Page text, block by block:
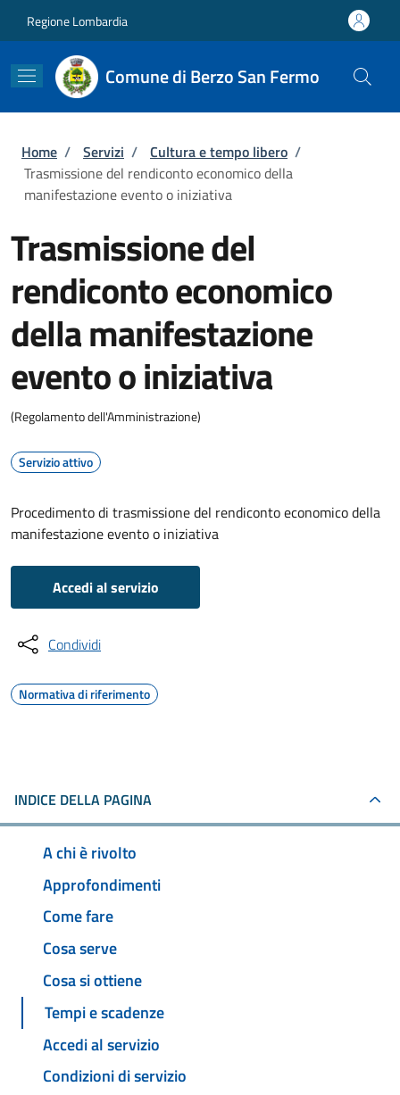
Regione Lombardia
Comune di Berzo San Fermo
Briciole di pane
Home / Servizi / Cultura e tempo libero /
Trasmissione del rendiconto economico della
manifestazione evento o iniziativa
Trasmissione del
rendiconto economico
della manifestazione
evento o iniziativa
(Regolamento dell'Amministrazione)
Servizio attivo
Procedimento di trasmissione del rendiconto economico della
manifestazione evento o iniziativa
Accedi al servizio
Condividi
Normativa di riferimento
INDICE DELLA PAGINA
A chi è rivolto
Approfondimenti
Come fare
Cosa serve
Cosa si ottiene
Tempi e scadenze
Accedi al servizio
Condizioni di servizio